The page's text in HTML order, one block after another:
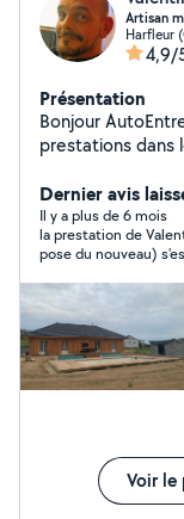
Artisan
Harfleur
4,9/
Présentation
Bonjour
prestations dans le bâtiment tels que la menuiserie
tant d autres .
bientôt.
Dernier avis
Il y a plus de 6 mois
la prestation de
pose du nouveau)
Voir le